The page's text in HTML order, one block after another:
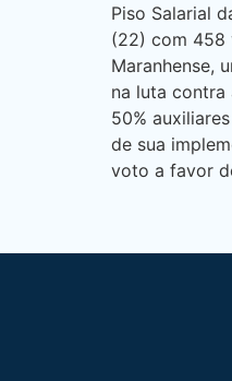
Piso Salarial
(22) com 458
Maranhense,
na luta contra
50%
de sua
voto a favor